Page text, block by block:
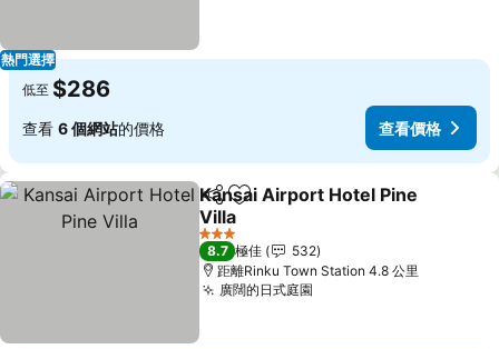
熱門選擇
低至 $286
查看 6 個網站的價格 查看價格
分享 放到收藏夾
Kansai Airport Hotel Pine
Villa
3 星級
8.7 極佳
532
距離Rinku Town Station 4.8 公里
廣闊的日式庭園